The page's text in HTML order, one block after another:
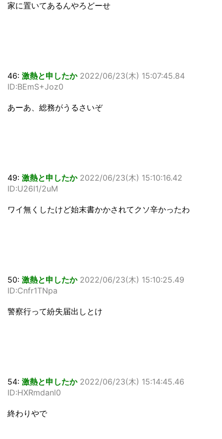
家に置いてあるんやろどーせ
46: 激熱と申したか 2022/06/23(木) 15:07:45.84
ID:BEmS+Joz0
あーあ、総務がうるさいぞ
49: 激熱と申したか 2022/06/23(木) 15:10:16.42
ID:U26I1/2uM
ワイ無くしたけど始末書かかされてクソ辛かったわ
50: 激熱と申したか 2022/06/23(木) 15:10:25.49
ID:Cnfr1TNpa
警察行って紛失届出しとけ
54: 激熱と申したか 2022/06/23(木) 15:14:45.46
ID:HXRmdanl0
終わりやで